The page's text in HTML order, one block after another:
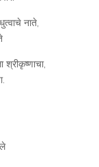
नाते,
श्रीकृष्णाचा,